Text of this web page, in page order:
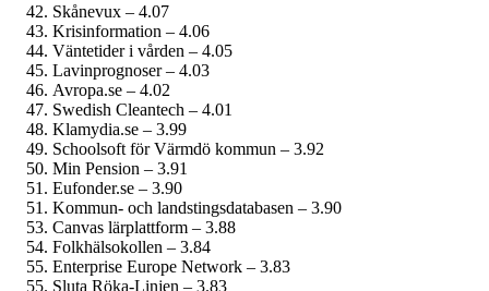
Skånevux – 4.07
Krisinformation – 4.06
Väntetider i vården – 4.05
Lavinprognoser – 4.03
Avropa.se – 4.02
Swedish Cleantech – 4.01
Klamydia.se – 3.99
Schoolsoft för Värmdö kommun – 3.92
Min Pension – 3.91
Eufonder.se – 3.90
Kommun- och landstings­databasen – 3.90
Canvas lärplattform – 3.88
Folkhälsokollen – 3.84
Enterprise Europe Network – 3.83
Sluta Röka-Linjen – 3.83